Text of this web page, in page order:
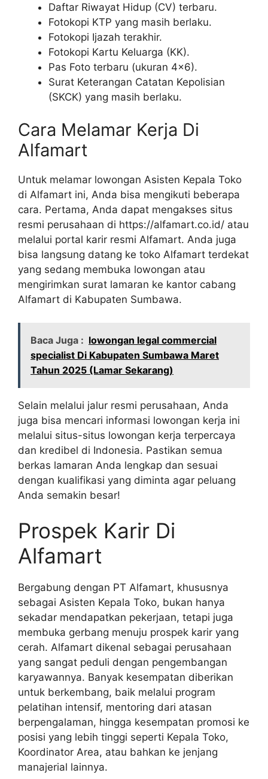
Daftar Riwayat Hidup (CV) terbaru.
Fotokopi KTP yang masih berlaku.
Fotokopi Ijazah terakhir.
Fotokopi Kartu Keluarga (KK).
Pas Foto terbaru (ukuran 4×6).
Surat Keterangan Catatan Kepolisian
(SKCK) yang masih berlaku.
Cara Melamar Kerja Di
Alfamart
Untuk melamar lowongan Asisten Kepala Toko
di Alfamart ini, Anda bisa mengikuti beberapa
cara. Pertama, Anda dapat mengakses situs
resmi perusahaan di https://alfamart.co.id/ atau
melalui portal karir resmi Alfamart. Anda juga
bisa langsung datang ke toko Alfamart terdekat
yang sedang membuka lowongan atau
mengirimkan surat lamaran ke kantor cabang
Alfamart di Kabupaten Sumbawa.
Baca Juga : lowongan legal commercial
specialist Di Kabupaten Sumbawa Maret
Tahun 2025 (Lamar Sekarang)
Selain melalui jalur resmi perusahaan, Anda
juga bisa mencari informasi lowongan kerja ini
melalui situs-situs lowongan kerja terpercaya
dan kredibel di Indonesia. Pastikan semua
berkas lamaran Anda lengkap dan sesuai
dengan kualifikasi yang diminta agar peluang
Anda semakin besar!
Prospek Karir Di
Alfamart
Bergabung dengan PT Alfamart, khususnya
sebagai Asisten Kepala Toko, bukan hanya
sekadar mendapatkan pekerjaan, tetapi juga
membuka gerbang menuju prospek karir yang
cerah. Alfamart dikenal sebagai perusahaan
yang sangat peduli dengan pengembangan
karyawannya. Banyak kesempatan diberikan
untuk berkembang, baik melalui program
pelatihan intensif, mentoring dari atasan
berpengalaman, hingga kesempatan promosi ke
posisi yang lebih tinggi seperti Kepala Toko,
Koordinator Area, atau bahkan ke jenjang
manajerial lainnya.